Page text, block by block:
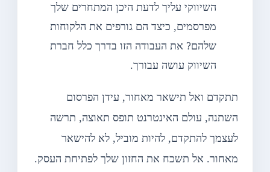
השיווקי עליך לדעת היכן המתחרים שלך
מפרסמים, כיצד הם גורפים את הלקוחות
שלהם? את העבודה הזו בדרך כלל חברת
השיווק עושה עבורך.
תתקדם ואל תישאר מאחור, עידן הפרסום
השתנה, עולם האינטרנט תופס תאוצה, תרשה
לעצמך להתקדם, להיות מוביל, לא להישאר
מאחור. אל תשכח את החזון שלך לפתיחת העסק.